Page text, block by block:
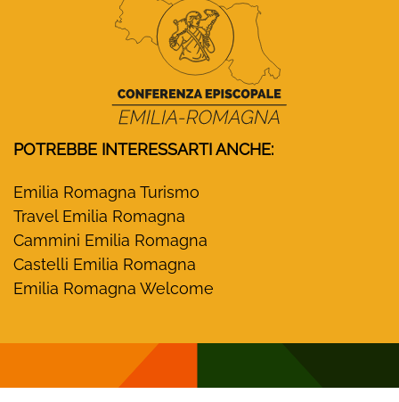
POTREBBE INTERESSARTI ANCHE:
Emilia Romagna Turismo
Travel Emilia Romagna
Cammini Emilia Romagna
Castelli Emilia Romagna
Emilia Romagna Welcome